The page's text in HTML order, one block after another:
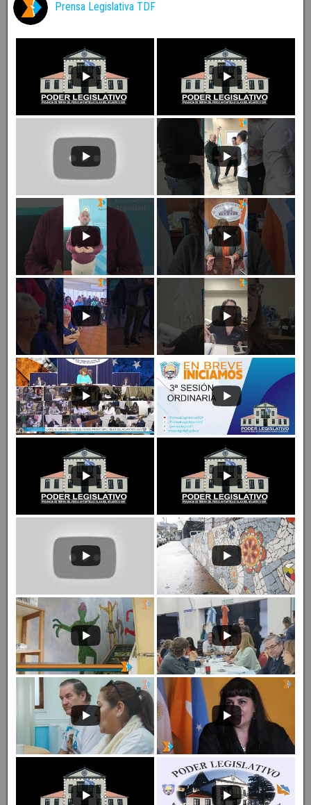
Prensa Legislativa TDF